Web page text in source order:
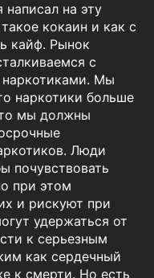
написал на эту
кокаин и как с
кайф. Рынок
с
наркотиками. Мы
наркотики больше
мы должны
Люди
почувствовать
при этом
и рискуют при
удержаться от
к серьезным
как сердечный
к смерти. Но есть